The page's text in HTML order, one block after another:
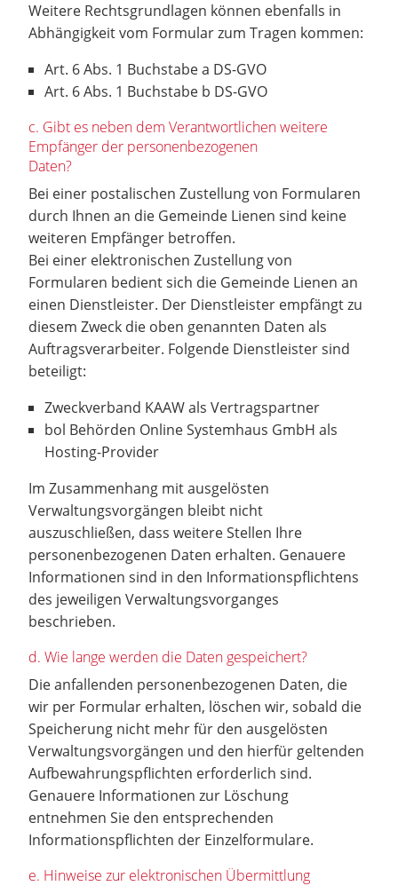
Weitere Rechtsgrundlagen können ebenfalls in
Abhängigkeit vom Formular zum Tragen kommen:
Art. 6 Abs. 1 Buchstabe a DS-GVO
Art. 6 Abs. 1 Buchstabe b DS-GVO
c. Gibt es neben dem Verantwortlichen weitere
Empfänger der personenbezogenen
Daten?
Bei einer postalischen Zustellung von Formularen
durch Ihnen an die Gemeinde Lienen sind keine
weiteren Empfänger betroffen.
Bei einer elektronischen Zustellung von
Formularen bedient sich die Gemeinde Lienen an
einen Dienstleister. Der Dienstleister empfängt zu
diesem Zweck die oben genannten Daten als
Auftragsverarbeiter. Folgende Dienstleister sind
beteiligt:
Zweckverband KAAW als Vertragspartner
bol Behörden Online Systemhaus GmbH als
Hosting-Provider
Im Zusammenhang mit ausgelösten
Verwaltungsvorgängen bleibt nicht
auszuschließen, dass weitere Stellen Ihre
personenbezogenen Daten erhalten. Genauere
Informationen sind in den Informationspflichtens
des jeweiligen Verwaltungsvorganges
beschrieben.
d. Wie lange werden die Daten gespeichert?
Die anfallenden personenbezogenen Daten, die
wir per Formular erhalten, löschen wir, sobald die
Speicherung nicht mehr für den ausgelösten
Verwaltungsvorgängen und den hierfür geltenden
Aufbewahrungspflichten erforderlich sind.
Genauere Informationen zur Löschung
entnehmen Sie den entsprechenden
Informationspflichten der Einzelformulare.
e. Hinweise zur elektronischen Übermittlung